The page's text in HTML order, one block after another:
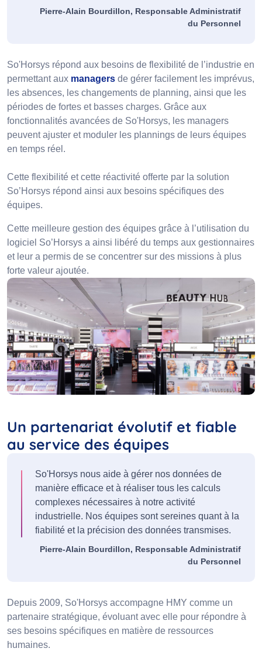
Pierre-Alain Bourdillon, Responsable Administratif
du Personnel
So'Horsys répond aux besoins de flexibilité de l’industrie en
permettant aux managers de gérer facilement les imprévus,
les absences, les changements de planning, ainsi que les
périodes de fortes et basses charges. Grâce aux
fonctionnalités avancées de So'Horsys, les managers
peuvent ajuster et moduler les plannings de leurs équipes
en temps réel.
Cette flexibilité et cette réactivité offerte par la solution
So’Horsys répond ainsi aux besoins spécifiques des
équipes.
Cette meilleure gestion des équipes grâce à l’utilisation du
logiciel So’Horsys a ainsi libéré du temps aux gestionnaires
et leur a permis de se concentrer sur des missions à plus
forte valeur ajoutée.
Un partenariat évolutif et fiable
au service des équipes
So'Horsys nous aide à gérer nos données de
manière efficace et à réaliser tous les calculs
complexes nécessaires à notre activité
industrielle. Nos équipes sont sereines quant à la
fiabilité et la précision des données transmises.
Pierre-Alain Bourdillon, Responsable Administratif
du Personnel
Depuis 2009, So'Horsys accompagne HMY comme un
partenaire stratégique, évoluant avec elle pour répondre à
ses besoins spécifiques en matière de ressources
humaines.